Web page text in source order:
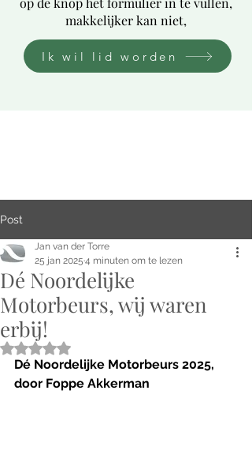
makkelijker kan niet,
Ik wil lid worden
Post
Dé Noordelijke
Motorbeurs, wij waren
erbij!
Jan van der Torre
25 jan 2025 4 minuten om te lezen
Beoordeeld met NaN uit 5 sterren.
Dé Noordelijke Motorbeurs 2025,
door Foppe Akkerman